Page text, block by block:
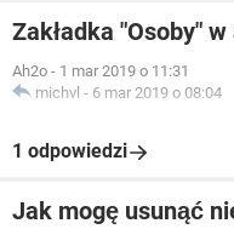
Zakładka "Osoby"
Ah2o - 1 mar 2019 o 11:31
michvl - 6 mar 2019 o 08:04
1 odpowiedzi
Jak mogę usunąć